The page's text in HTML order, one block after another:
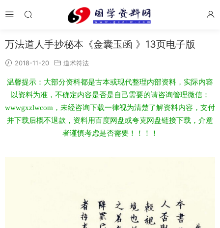
万法道人手抄秘本《金囊玉函 》13页电子版
2018-11-20 道术符法
温馨提示：大部分资料都是古本或现代整理内部资料，实际内容
以资料为准，不确定内容是否是自己需要的请咨询管理微信：
wwwgxzlwcom，未经咨询下载一律视为清楚了解资料内容，支付
并下载后概不退款，资料用百度网盘或夸克网盘链接下载，介意
者谨慎考虑是否需要！！！！